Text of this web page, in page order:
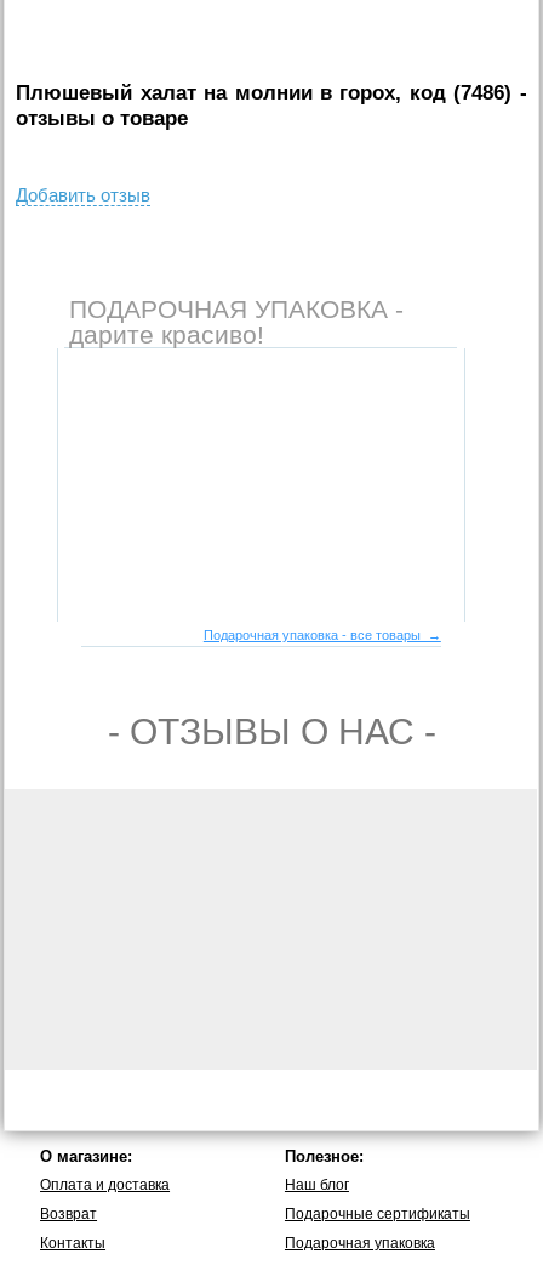
Плюшевый халат на молнии в горох, код (7486) -
отзывы о товаре
Добавить отзыв
ПОДАРОЧНАЯ УПАКОВКА -
дарите красиво!
Подарочная упаковка - все товары →
- ОТЗЫВЫ О НАС -
О магазине:
Оплата и доставка
Возврат
Контакты
Полезное:
Наш блог
Подарочные сертификаты
Подарочная упаковка